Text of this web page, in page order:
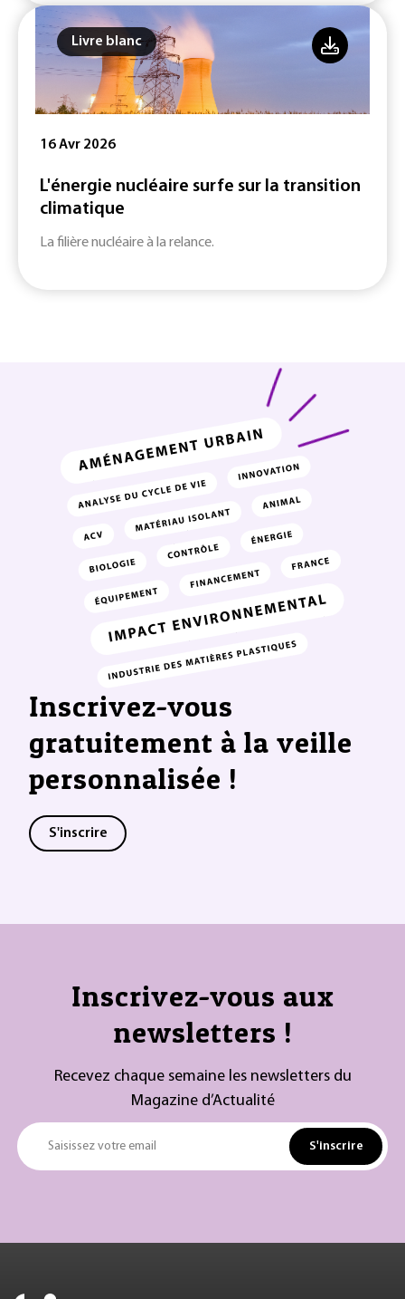
Livre blanc
16 Avr 2026
L'énergie nucléaire surfe sur la transition
climatique
La filière nucléaire à la relance.
Inscrivez-vous
gratuitement à la veille
personnalisée !
S'inscrire
Inscrivez-vous aux
newsletters !
Recevez chaque semaine les newsletters du
Magazine d’Actualité
Saisissez votre email S'inscrire